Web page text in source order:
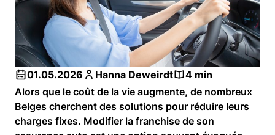
01.05.2026 Hanna Deweirdt
4 min
Alors que le coût de la vie augmente, de nombreux
Belges cherchent des solutions pour réduire leurs
charges fixes. Modifier la franchise de son